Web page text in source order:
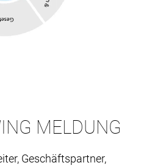
MELDUNG
Geschäftspartner,